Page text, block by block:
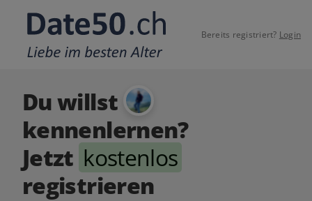
Bereits registriert? Login
Du willst
kennenlernen?
Jetzt kostenlos
registrieren